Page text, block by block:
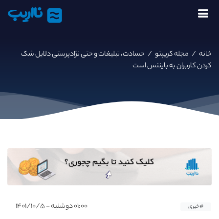
نااریب
خانه / مجله کریپتو / حسادت، تبلیغات و حتی نژادپرستی دلایل شک
کردن کاربران به بایننس است
#خبری ۰۱:۰۰ دوشنبه - ۱۴۰۱/۱۰/۵